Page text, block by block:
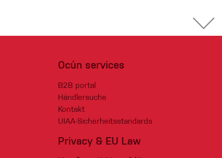
Ocún services
B2B portal
Händlersuche
Kontakt
UIAA-Sicherheitsstandards
Privacy & EU Law